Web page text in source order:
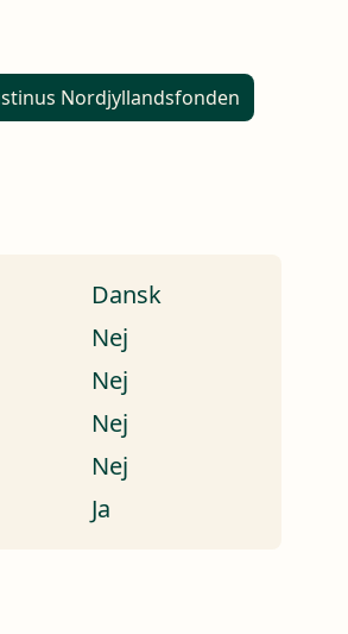
Nordjyllandsfonden
Dansk
Nej
Nej
Nej
Nej
Ja